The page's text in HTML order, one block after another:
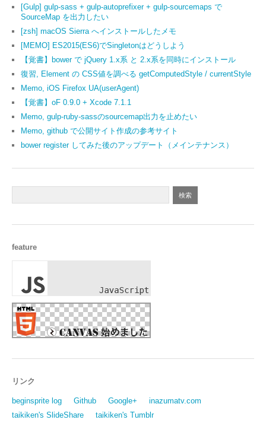
[Gulp] gulp-sass + gulp-autoprefixer + gulp-sourcemaps で
SourceMap を出力したい
[zsh] macOS Sierra へインストールしたメモ
[MEMO] ES2015(ES6)でSingletonはどうしよう
【覚書】bower で jQuery 1.x系 と 2.x系を同時にインストール
復習, Element の CSS値を調べる getComputedStyle / currentStyle
Memo, iOS Firefox UA(userAgent)
【覚書】oF 0.9.0 + Xcode 7.1.1
Memo, gulp-ruby-sassのsourcemap出力を止めたい
Memo, github で公開サイト作成の参考サイト
bower register してみた後のアップデート（メインテナンス）
feature
リンク
beginsprite log Github Google+
inazumatv.com
taikiken's SlideShare
taikiken's Tumblr